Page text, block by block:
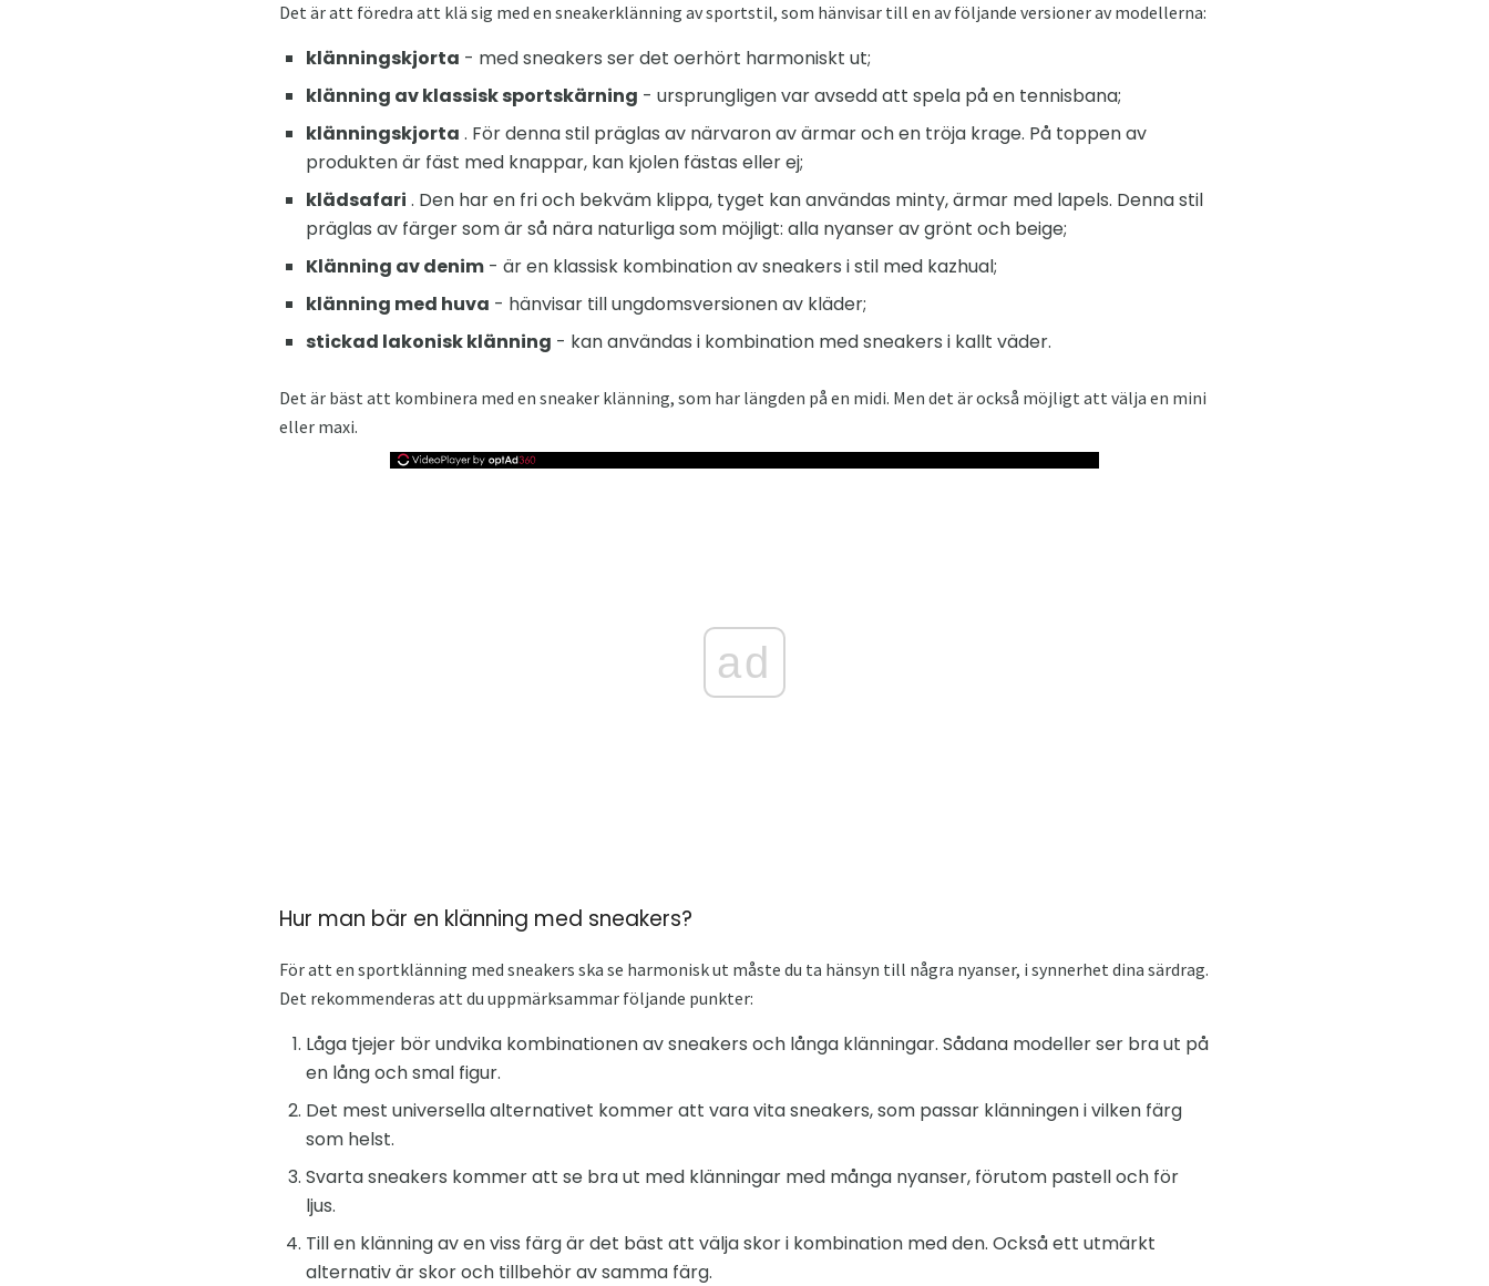
Det är att föredra att klä sig med en sneakerklänning av sportstil, som hänvisar till en av följande versioner av modellerna:
klänningskjorta - med sneakers ser det oerhört harmoniskt ut;
klänning av klassisk sportskärning - ursprungligen var avsedd att spela på en tennisbana;
klänningskjorta . För denna stil präglas av närvaron av ärmar och en tröja krage. På toppen av
produkten är fäst med knappar, kan kjolen fästas eller ej;
klädsafari . Den har en fri och bekväm klippa, tyget kan användas minty, ärmar med lapels. Denna stil
präglas av färger som är så nära naturliga som möjligt: ​​alla nyanser av grönt och beige;
Klänning av denim - är en klassisk kombination av sneakers i stil med kazhual;
klänning med huva - hänvisar till ungdomsversionen av kläder;
stickad lakonisk klänning - kan användas i kombination med sneakers i kallt väder.
Det är bäst att kombinera med en sneaker klänning, som har längden på en midi. Men det är också möjligt att välja en mini
eller maxi.
ad
Hur man bär en klänning med sneakers?
För att en sportklänning med sneakers ska se harmonisk ut måste du ta hänsyn till några nyanser, i synnerhet dina särdrag.
Det rekommenderas att du uppmärksammar följande punkter:
Låga tjejer bör undvika kombinationen av sneakers och långa klänningar. Sådana modeller ser bra ut på
en lång och smal figur.
Det mest universella alternativet kommer att vara vita sneakers, som passar klänningen i vilken färg
som helst.
Svarta sneakers kommer att se bra ut med klänningar med många nyanser, förutom pastell och för
ljus.
Till en klänning av en viss färg är det bäst att välja skor i kombination med den. Också ett utmärkt
alternativ är skor och tillbehör av samma färg.